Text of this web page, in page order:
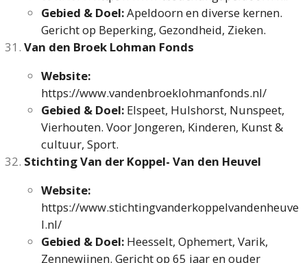
Gebied & Doel:Apeldoorn en diverse kernen.
Gericht op Beperking, Gezondheid, Zieken.
Van den Broek Lohman Fonds
Website:
https://www.vandenbroeklohmanfonds.nl/
Gebied & Doel: Elspeet, Hulshorst, Nunspeet,
Vierhouten. Voor Jongeren, Kinderen, Kunst &
cultuur, Sport.
Stichting Van der Koppel- Van den Heuvel
Website:
https://www.stichtingvanderkoppelvandenheuve
l.nl/
Gebied & Doel: Heesselt, Ophemert, Varik,
Zennewijnen. Gericht op 65 jaar en ouder